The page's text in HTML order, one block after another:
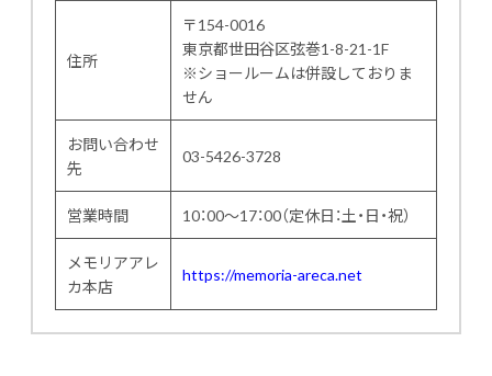
住所
〒154-0016
東京都世田谷区弦巻1-8-21-1F
※ショールームは併設しておりま
せん
お問い合わせ
先
03-5426-3728
営業時間 10：00～17：00（定休日：土・日・祝）
メモリアアレ
カ本店
https://memoria-areca.net